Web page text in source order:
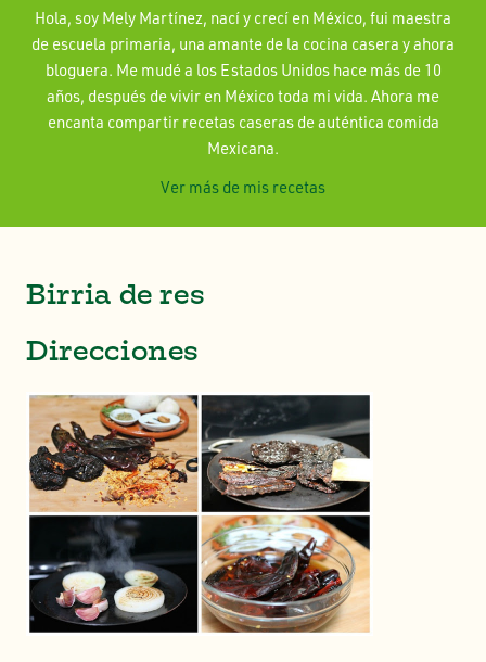
Hola, soy Mely Martínez, nací y crecí en México, fui maestra
de escuela primaria, una amante de la cocina casera y ahora
bloguera. Me mudé a los Estados Unidos hace más de 10
años, después de vivir en México toda mi vida. Ahora me
encanta compartir recetas caseras de auténtica comida
Mexicana.
Ver más de mis recetas
Birria de res
Direcciones